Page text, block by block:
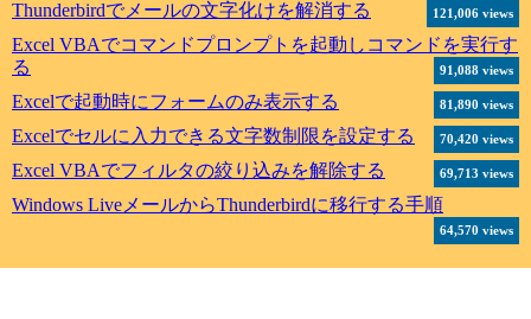
Thunderbirdでメールの文字化けを解消する 121,006 views
Excel VBAでコマンドプロンプトを起動しコマンドを実行す
る
91,088 views
Excelで起動時にフォームのみ表示する 81,890 views
Excelでセルに入力できる文字数制限を設定する 70,420 views
Excel VBAでフィルタの絞り込みを解除する 69,713 views
Windows LiveメールからThunderbirdに移行する手順
64,570 views